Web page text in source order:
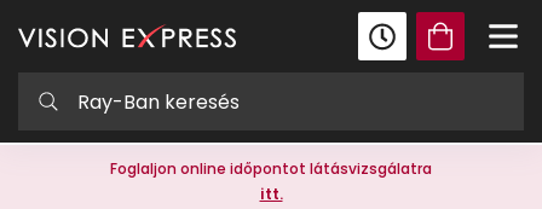
Foglaljon online időpontot látásvizsgálatra
itt.